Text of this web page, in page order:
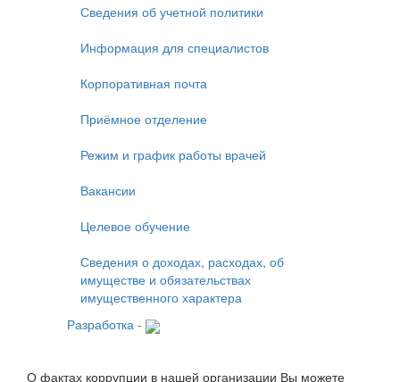
Сведения об учетной политики
Информация для специалистов
Корпоративная почта
Приёмное отделение
Режим и график работы врачей
Вакансии
Целевое обучение
Сведения о доходах, расходах, об
имуществе и обязательствах
имущественного характера
Разработка -
О фактах коррупции в нашей организации Вы можете